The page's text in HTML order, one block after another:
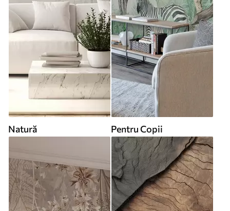
Natură Pentru Copii